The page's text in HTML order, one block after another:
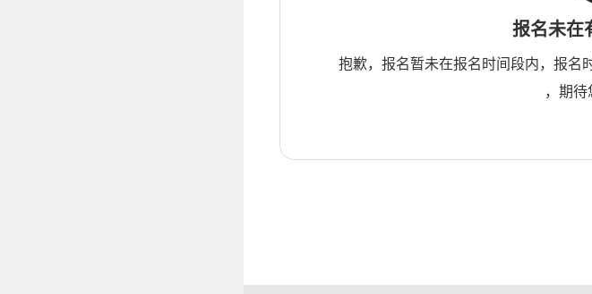
报名未在
抱歉，报名暂未在报名时间段内，报
，期待